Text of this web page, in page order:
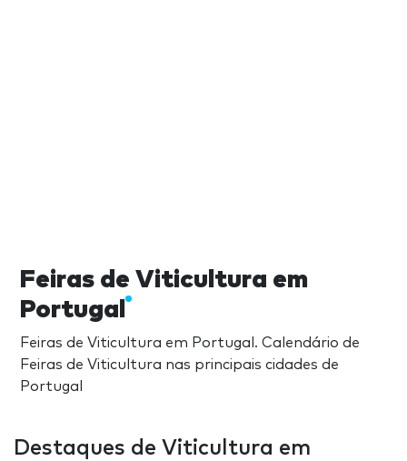
Feiras de Viticultura em
Portugal
Feiras de Viticultura em Portugal. Calendário de
Feiras de Viticultura nas principais cidades de
Portugal
Destaques de Viticultura em